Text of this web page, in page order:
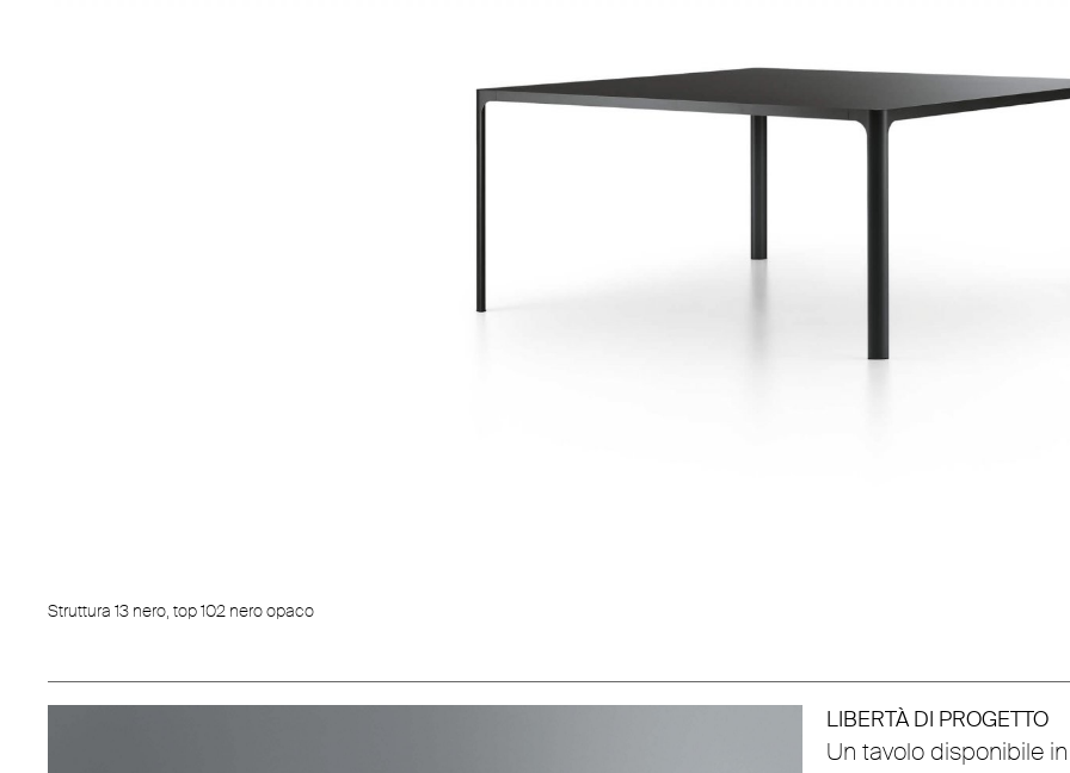
Struttura 13 nero, top 102 nero opaco
LIBERTÀ DI PROGETTO
Un tavolo disponibile